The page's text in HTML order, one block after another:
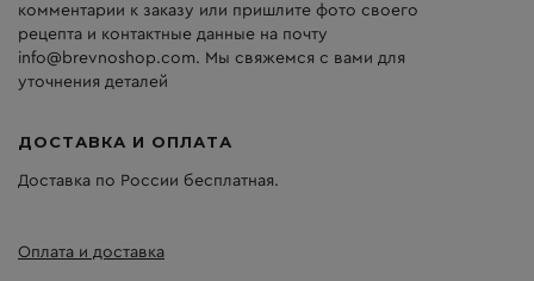
комментарии к заказу или пришлите фото своего
рецепта и контактные данные на почту
info@brevnoshop.com. Мы свяжемся с вами для
уточнения деталей
ДОСТАВКА И ОПЛАТА
Доставка по России бесплатная.
Оплата и доставка